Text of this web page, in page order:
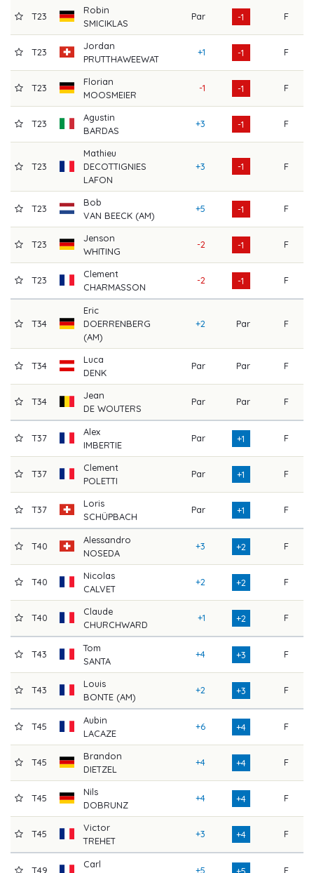
T23
Robin
SMICIKLAS
Par -1 F
T23
Jordan
PRUTTHAWEEWAT
+1 -1 F
T23
Florian
MOOSMEIER
-1 -1 F
T23
Agustin
BARDAS
+3 -1 F
T23
Mathieu
DECOTTIGNIES
LAFON
+3 -1 F
T23
Bob
VAN BEECK (AM)
+5 -1 F
T23
Jenson
WHITING
-2 -1 F
T23
Clement
CHARMASSON
-2 -1 F
T34
Eric
DOERRENBERG
(AM)
+2 Par F
T34
Luca
DENK
Par Par F
T34
Jean
DE WOUTERS
Par Par F
T37
Alex
IMBERTIE
Par +1 F
T37
Clement
POLETTI
Par +1 F
T37
Loris
SCHÜPBACH
Par +1 F
T40
Alessandro
NOSEDA
+3 +2 F
T40
Nicolas
CALVET
+2 +2 F
T40
Claude
CHURCHWARD
+1 +2 F
T43
Tom
SANTA
+4 +3 F
T43
Louis
BONTE (AM)
+2 +3 F
T45
Aubin
LACAZE
+6 +4 F
T45
Brandon
DIETZEL
+4 +4 F
T45
Nils
DOBRUNZ
+4 +4 F
T45
Victor
TREHET
+3 +4 F
T49
Carl
+5 F